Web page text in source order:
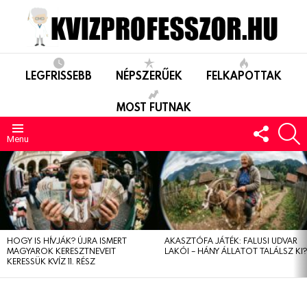
LEGFRISSEBB NÉPSZERŰEK FELKAPOTTAK
MOST FUTNAK
Menu
US
LEGUTÓBBIAK
HOGY IS HÍVJÁK? ÚJRA ISMERT
MAGYAROK KERESZTNEVEIT
KERESSÜK KVÍZ 11. RÉSZ
AKASZTÓFA JÁTÉK: FALUSI UDVAR
LAKÓI – HÁNY ÁLLATOT TALÁLSZ KI?